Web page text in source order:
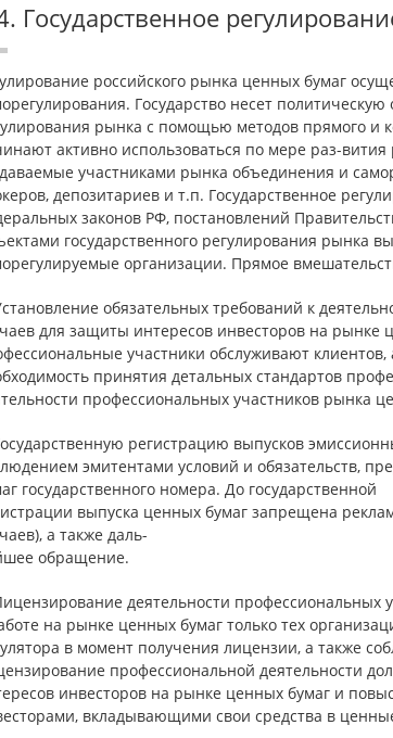
Государственное
российского рынка ценных бумаг
Государство несет
рынка с помощью методов прямого и
активно использоваться по мере раз-
участниками рынка объединения и
депозитариев и т.п. Государственное
законов РФ, постановлений
государственного регулирования рынка
организации. Прямое
обязательных требований к
для защиты интересов инвесторов на рынке
участники обслуживают
принятия детальных стандартов
профессиональных участников рынка
регистрацию выпусков
эмитентами условий и обязательств,
государственного номера. До государственной
выпуска ценных бумаг запрещена
а также даль-
обращение.
деятельности профессиональных
на рынке ценных бумаг только тех
в момент получения лицензии, а также
профессиональной деятельности
инвесторов на рынке ценных бумаг и
вкладывающими свои средства в